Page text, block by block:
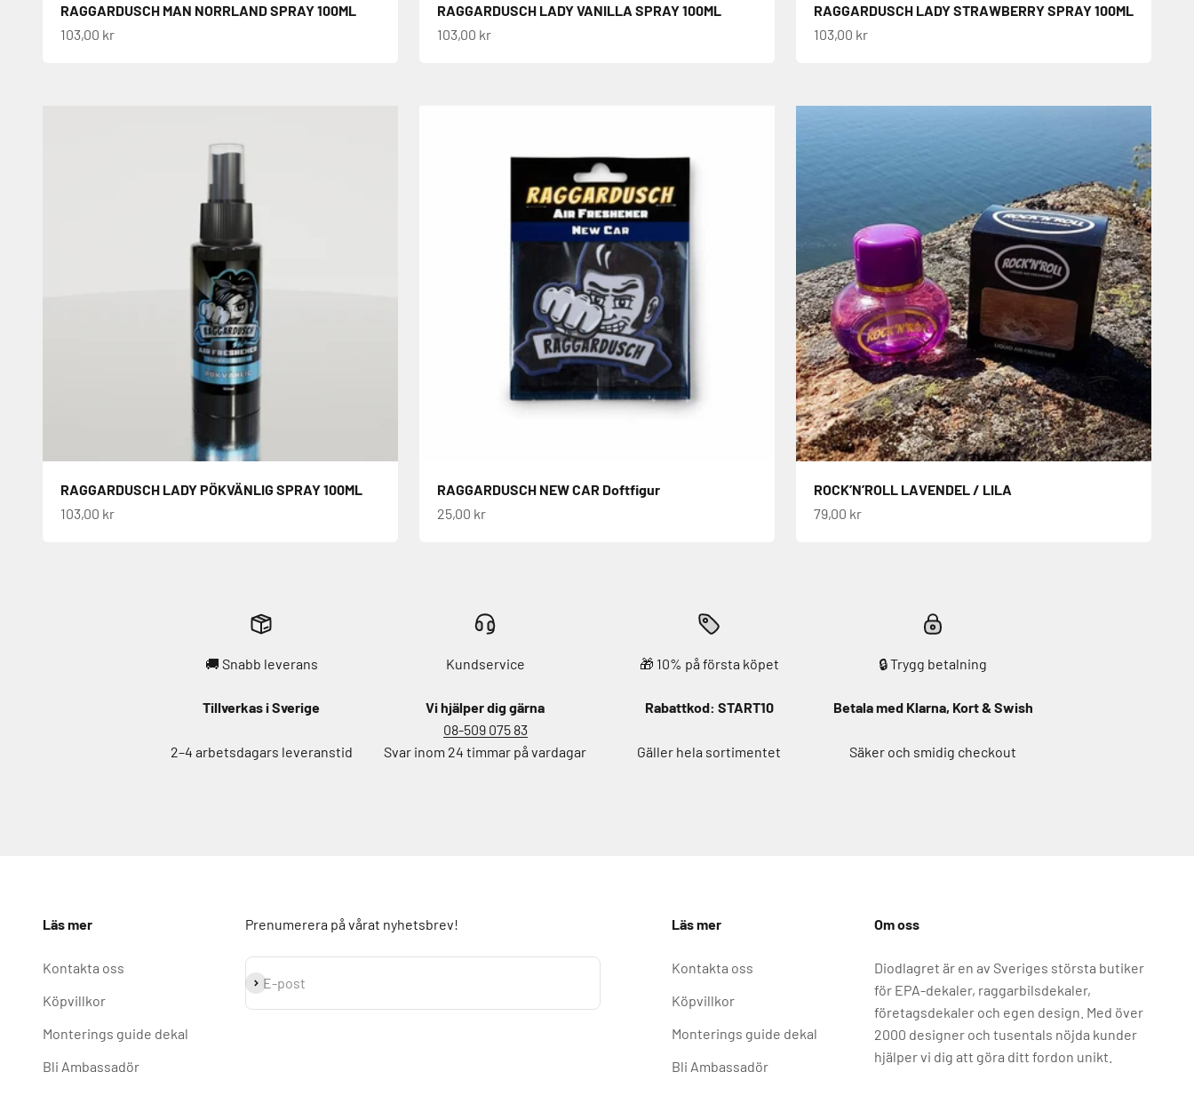
RAGGARDUSCH MAN NORRLAND SPRAY 100ML
REA-pris
103,00 kr
RAGGARDUSCH LADY VANILLA SPRAY 100ML
REA-pris
103,00 kr
RAGGARDUSCH LADY STRAWBERRY SPRAY 100ML
REA-pris
103,00 kr
RAGGARDUSCH LADY PÖKVÄNLIG SPRAY 100ML
REA-pris
103,00 kr
RAGGARDUSCH NEW CAR Doftfigur
REA-pris
25,00 kr
ROCK’N’ROLL LAVENDEL / LILA
REA-pris
79,00 kr
🚚 Snabb leverans
Tillverkas i Sverige
2–4 arbetsdagars leveranstid
Kundservice
Vi hjälper dig gärna
08-509 075 83
Svar inom 24 timmar på vardagar
🎁 10% på första köpet
Rabattkod: START10
Gäller hela sortimentet
🔒 Trygg betalning
Betala med Klarna, Kort & Swish
Säker och smidig checkout
Läs mer
Kontakta oss
Köpvillkor
Monterings guide dekal
Bli Ambassadör
Prenumerera på vårat nyhetsbrev!
E-post
Prenumerera
Läs mer
Kontakta oss
Köpvillkor
Monterings guide dekal
Bli Ambassadör
Om oss
Diodlagret är en av Sveriges största butiker
för EPA-dekaler, raggarbilsdekaler,
företagsdekaler och egen design. Med över
2000 designer och tusentals nöjda kunder
hjälper vi dig att göra ditt fordon unikt.